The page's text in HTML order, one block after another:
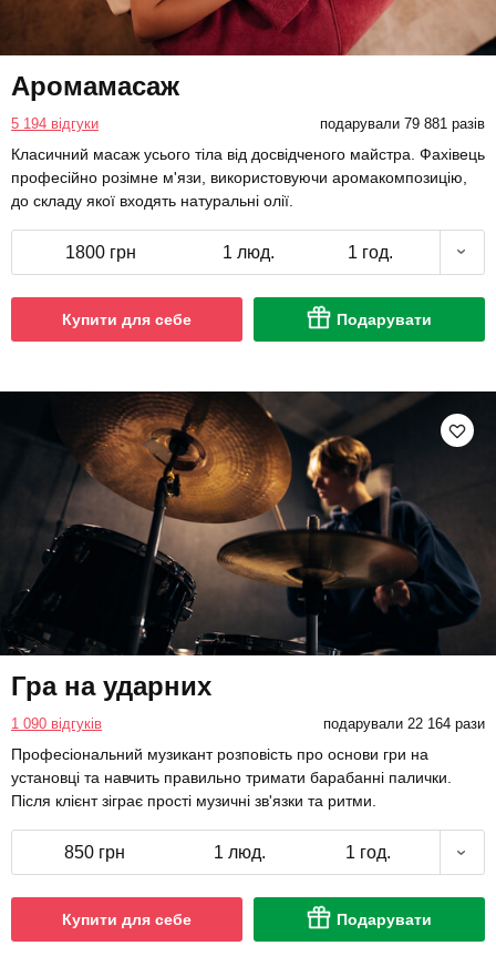
Аромамасаж
5 194 відгуки подарували 79 881 разів
Класичний масаж усього тіла від досвідченого майстра. Фахівець
професійно розімне м'язи, використовуючи аромакомпозицію,
до складу якої входять натуральні олії.
1800 грн 1 люд. 1 год.
Купити для себе Подарувати
Гра на ударних
1 090 відгуків подарували 22 164 рази
Професіональний музикант розповість про основи гри на
установці та навчить правильно тримати барабанні палички.
Після клієнт зіграє прості музичні зв'язки та ритми.
850 грн 1 люд. 1 год.
Купити для себе Подарувати